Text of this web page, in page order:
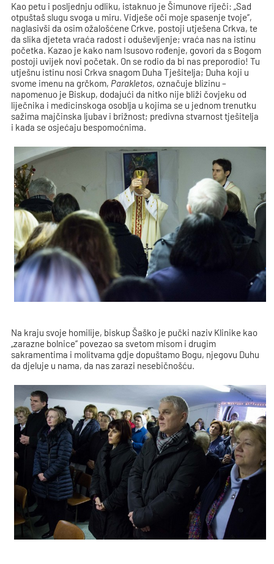
Kao petu i posljednju odliku, istaknuo je Šimunove riječi: „Sad
otpuštaš slugu svoga u miru. Vidješe oči moje spasenje tvoje“,
naglasivši da osim ožalošćene Crkve, postoji utješena Crkva, te
da slika djeteta vraća radost i oduševljenje; vraća nas na istinu
početka. Kazao je kako nam Isusovo rođenje, govori da s Bogom
postoji uvijek novi početak. On se rodio da bi nas preporodio! Tu
utješnu istinu nosi Crkva snagom Duha Tješitelja; Duha koji u
svome imenu na grčkom, Parakletos, označuje blizinu –
napomenuo je Biskup, dodajući da nitko nije bliži čovjeku od
liječnika i medicinskoga osoblja u kojima se u jednom trenutku
sažima majčinska ljubav i brižnost; predivna stvarnost tješitelja
i kada se osjećaju bespomoćnima.
Na kraju svoje homilije, biskup Šaško je pučki naziv Klinike kao
„zarazne bolnice“ povezao sa svetom misom i drugim
sakramentima i molitvama gdje dopuštamo Bogu, njegovu Duhu
da djeluje u nama, da nas zarazi nesebičnošću.